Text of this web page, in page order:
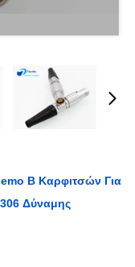
Β Καρφιτσών Για
Δύναμης